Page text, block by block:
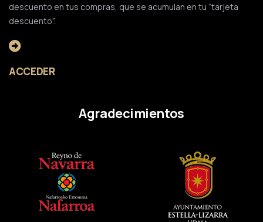
descuento en tus compras, que se acumulan en tu “tarjeta
descuento”.
ACCEDER
Agradecimientos